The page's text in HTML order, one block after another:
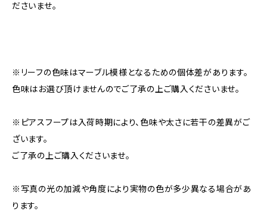
ださいませ。
※リーフの色味はマーブル模様となるための個体差があります。
色味はお選び頂けませんのでご了承の上ご購入くださいませ。
※ピアスフープは入荷時期により、色味や太さに若干の差異がご
ざいます。
ご了承の上ご購入くださいませ。
※写真の光の加減や角度により実物の色が多少異なる場合があ
ります。